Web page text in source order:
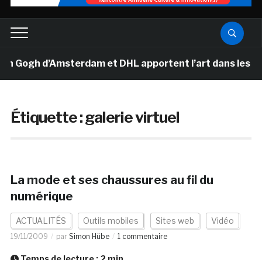
d’Amsterdam et DHL apportent l’art dans les
Étiquette :galerie virtuel
La mode et ses chaussures au fil du
numérique
ACTUALITÉS Outils mobiles Sites web Vidéo
19/11/2009 par Simon Hübe 1 commentaire